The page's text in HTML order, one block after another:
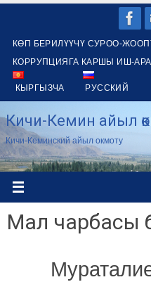
contentКӨП БЕРИЛҮҮЧҮ СУРОО-
КОРРУПЦИЯГА КАРШЫ ИШ-
КЫРГЫЗЧА РУССКИЙ
Кичи-Кемин айыл
Кичи-Кеминский айыл окмоту
Мал чарбасы